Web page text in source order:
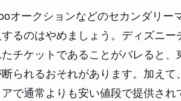
オークションなどのセカンダリー
るのはやめましょう。ディズニ
チケットであることがバレると
られるおそれがあります。加え
で通常よりも安い値段で提供され